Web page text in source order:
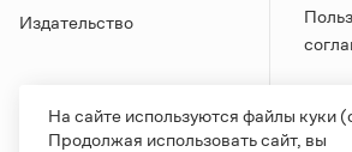
Издательство
На сайте используются файлы куки
Продолжая использовать сайт, вы